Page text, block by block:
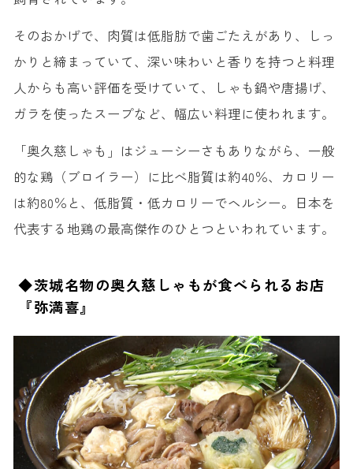
そのおかげで、肉質は低脂肪で歯ごたえがあり、しっ
かりと締まっていて、深い味わいと香りを持つと料理
人からも高い評価を受けていて、しゃも鍋や唐揚げ、
ガラを使ったスープなど、幅広い料理に使われます。
「奥久慈しゃも」はジューシーさもありながら、一般
的な鶏（ブロイラー）に比べ脂質は約40％、カロリー
は約80％と、低脂質・低カロリーでヘルシー。日本を
代表する地鶏の最高傑作のひとつといわれています。
◆茨城名物の奥久慈しゃもが食べられるお店
『弥満喜』